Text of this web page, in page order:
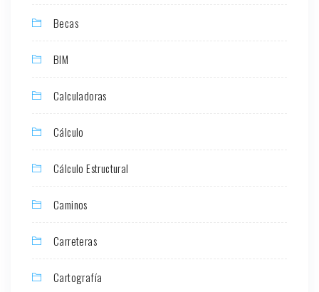
Becas
BIM
Calculadoras
Cálculo
Cálculo Estructural
Caminos
Carreteras
Cartografía